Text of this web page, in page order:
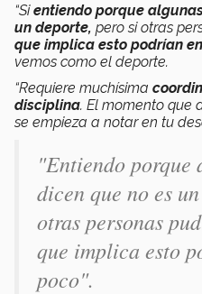
“Sientiendo porque
un deporte, pero si otras
que implica esto podrían
vemos como el deporte.
“Requiere muchísima
disciplina. El momento que
se empieza a notar en tu
"Entiendo porque
dicen que no es
otras personas
que implica esto
poco".